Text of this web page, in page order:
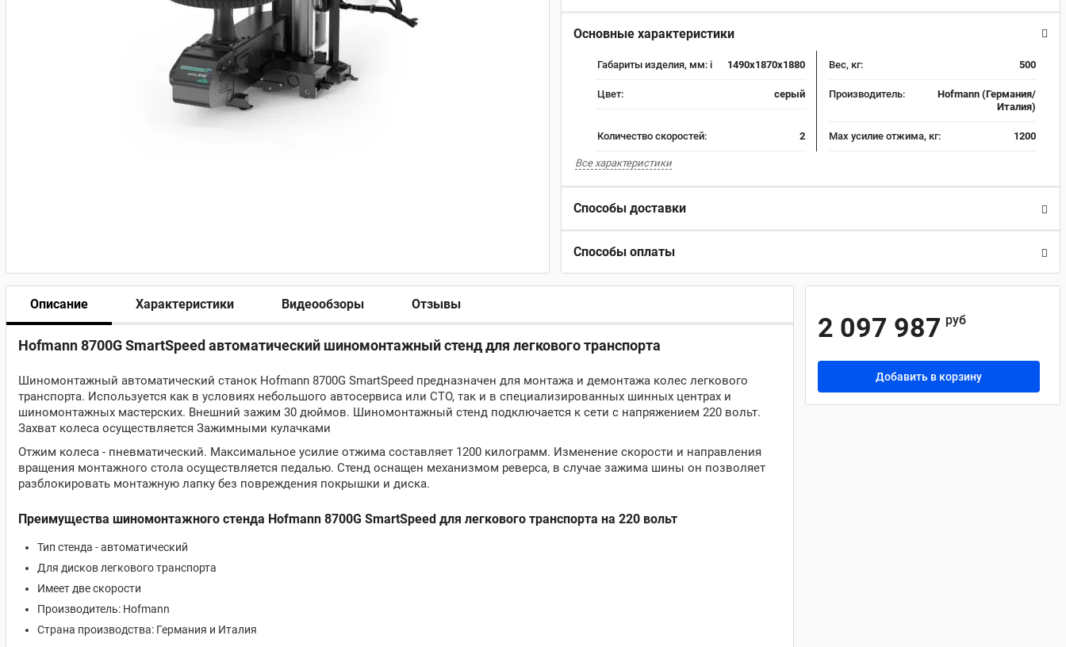
Основные характеристики
Габариты изделия, мм: i 1490x1870x1880 Вес, кг: 500
Цвет: серый Производитель:
Hofmann (Германия/
Италия)
Количество скоростей: 2 Max усилие отжима, кг: 1200
Все характеристики
Способы доставки
Способы оплаты
Описание Характеристики Видеообзоры Отзывы
Hofmann 8700G SmartSpeed автоматический шиномонтажный стенд для легкового транспорта
Шиномонтажный автоматический станок Hofmann 8700G SmartSpeed предназначен для монтажа и демонтажа колес легкового
транспорта. Используется как в условиях небольшого автосервиса или СТО, так и в специализированных шинных центрах и
шиномонтажных мастерских. Внешний зажим 30 дюймов. Шиномонтажный стенд подключается к сети с напряжением 220 вольт.
Захват колеса осуществляется Зажимными кулачками
Отжим колеса - пневматический. Максимальное усилие отжима составляет 1200 килограмм. Изменение скорости и направления
вращения монтажного стола осуществляется педалью. Стенд оснащен механизмом реверса, в случае зажима шины он позволяет
разблокировать монтажную лапку без повреждения покрышки и диска.
Преимущества шиномонтажного стенда Hofmann 8700G SmartSpeed для легкового транспорта на 220 вольт
Тип стенда - автоматический
Для дисков легкового транспорта
Имеет две скорости
Производитель: Hofmann
Страна производства: Германия и Италия
2 097 987 руб
Добавить в корзину